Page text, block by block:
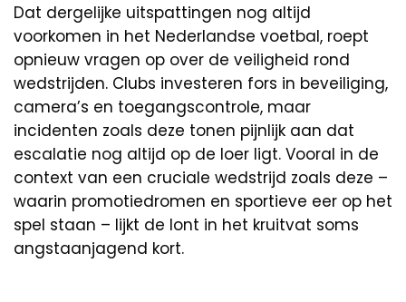
Dat dergelijke uitspattingen nog altijd
voorkomen in het Nederlandse voetbal, roept
opnieuw vragen op over de veiligheid rond
wedstrijden. Clubs investeren fors in beveiliging,
camera’s en toegangscontrole, maar
incidenten zoals deze tonen pijnlijk aan dat
escalatie nog altijd op de loer ligt. Vooral in de
context van een cruciale wedstrijd zoals deze –
waarin promotiedromen en sportieve eer op het
spel staan – lijkt de lont in het kruitvat soms
angstaanjagend kort.